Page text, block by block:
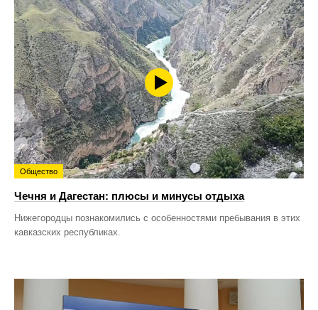
Общество
Чечня и Дагестан: плюсы и минусы отдыха
Нижегородцы познакомились с особенностями пребывания в этих
кавказских республиках.